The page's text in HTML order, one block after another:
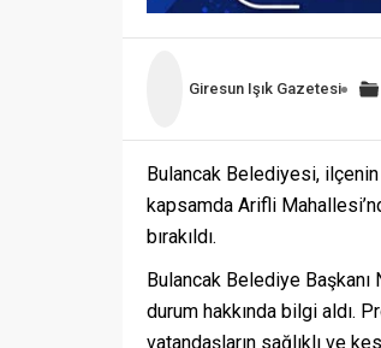
Giresun Işık Gazetesi
Bulancak Belediyesi, ilçenin
kapsamda Arifli
bırakıldı.
Bulancak Belediye
durum hakkında bilgi aldı.
vatandaşların sağlıklı ve